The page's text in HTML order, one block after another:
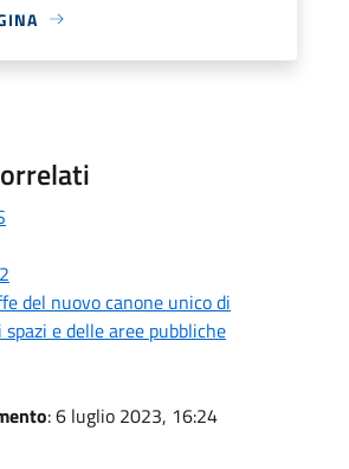
del nuovo canone unico di
e delle aree pubbliche
: 6 luglio 2023, 16:24